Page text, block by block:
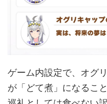
ゲーム内設定で、オグ
が「どて煮」になるこ